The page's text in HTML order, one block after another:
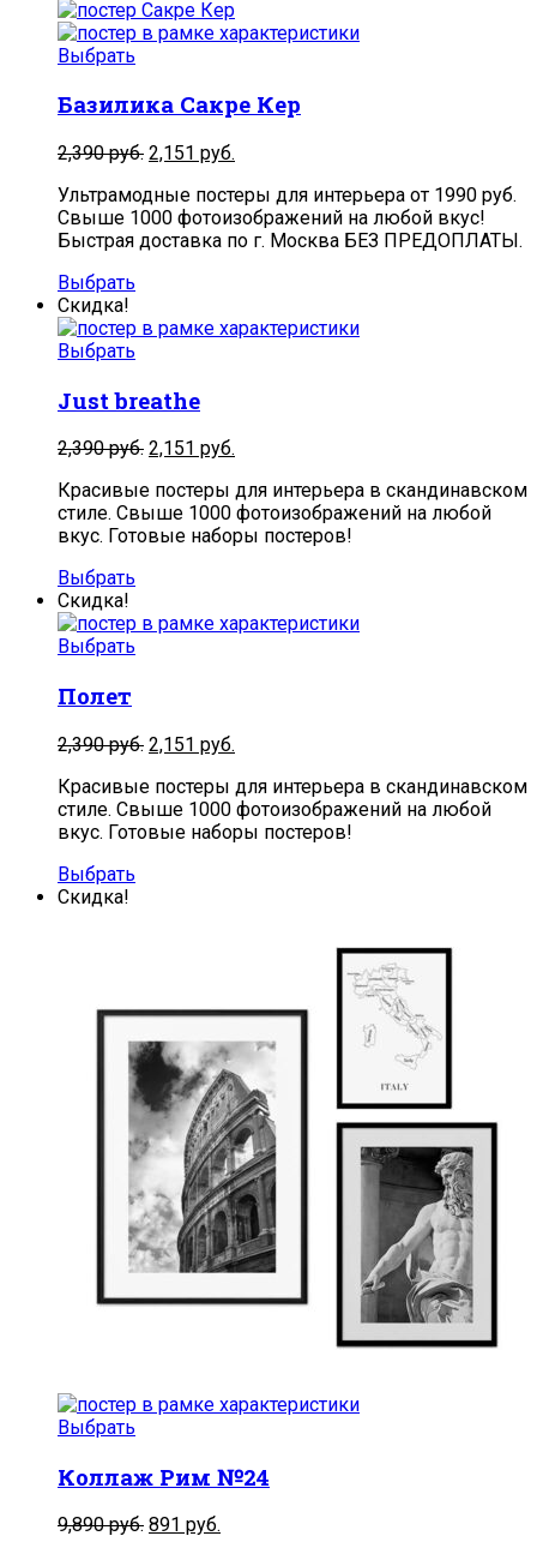
Выбрать
Базилика Сакре Кер
2,390руб. 2,151 руб.
Ультрамодные постеры для интерьера от 1990 руб.
Свыше 1000 фотоизображений на любой вкус!
Быстрая доставка по г. Москва БЕЗ ПРЕДОПЛАТЫ.
Выбрать
Скидка!
Выбрать
Just breathe
2,390руб. 2,151 руб.
Красивые постеры для интерьера в скандинавском
стиле. Свыше 1000 фотоизображений на любой
вкус. Готовые наборы постеров!
Выбрать
Скидка!
Выбрать
Полет
2,390руб. 2,151 руб.
Красивые постеры для интерьера в скандинавском
стиле. Свыше 1000 фотоизображений на любой
вкус. Готовые наборы постеров!
Выбрать
Скидка!
Выбрать
Коллаж Рим №24
9,890руб. 891 руб.